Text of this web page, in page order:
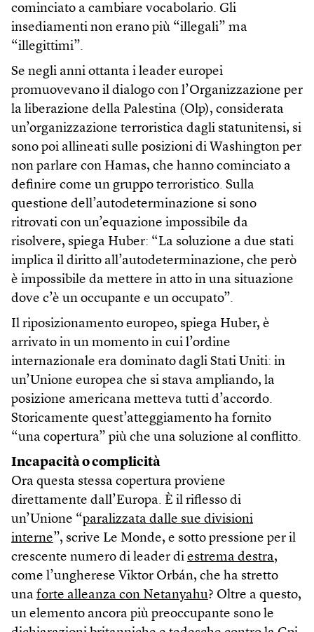
cominciato a cambiare vocabolario. Gli
insediamenti non erano più “illegali” ma
“illegittimi”.
Se negli anni ottanta i leader europei
promuovevano il dialogo con l’Organizzazione per
la liberazione della Palestina (Olp), considerata
un’organizzazione terroristica dagli statunitensi, si
sono poi allineati sulle posizioni di Washington per
non parlare con Hamas, che hanno cominciato a
definire come un gruppo terroristico. Sulla
questione dell’autodeterminazione si sono
ritrovati con un’equazione impossibile da
risolvere, spiega Huber: “La soluzione a due stati
implica il diritto all’autodeterminazione, che però
è impossibile da mettere in atto in una situazione
dove c’è un occupante e un occupato”.
Il riposizionamento europeo, spiega Huber, è
arrivato in un momento in cui l’ordine
internazionale era dominato dagli Stati Uniti: in
un’Unione europea che si stava ampliando, la
posizione americana metteva tutti d’accordo.
Storicamente quest’atteggiamento ha fornito
“una copertura” più che una soluzione al conflitto.
Incapacità o complicità
Ora questa stessa copertura proviene
direttamente dall’Europa. È il riflesso di
un’Unione “paralizzata dalle sue divisioni
interne”, scrive Le Monde, e sotto pressione per il
crescente numero di leader di estrema destra,
come l’ungherese Viktor Orbán, che ha stretto
una forte alleanza con Netanyahu? Oltre a questo,
un elemento ancora più preoccupante sono le